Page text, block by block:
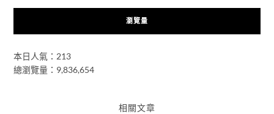
瀏覽量
本日人氣：213
總瀏覽量：9,836,654
相關文章